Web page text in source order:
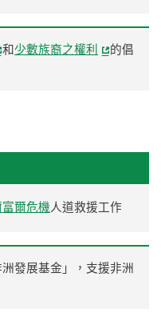
和少數族裔之權利
的倡
爾危機人道救援工作
發展基金」，支援非洲